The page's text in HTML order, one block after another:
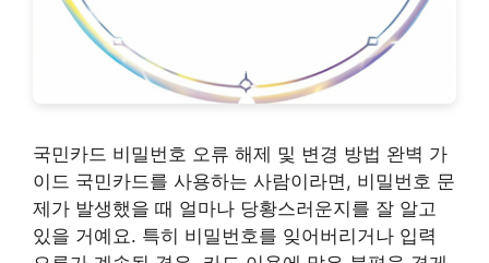
국민카드 비밀번호 오류 해제 및 변경 방법 완벽 가
이드 국민카드를 사용하는 사람이라면, 비밀번호 문
제가 발생했을 때 얼마나 당황스러운지를 잘 알고
있을 거예요. 특히 비밀번호를 잊어버리거나 입력